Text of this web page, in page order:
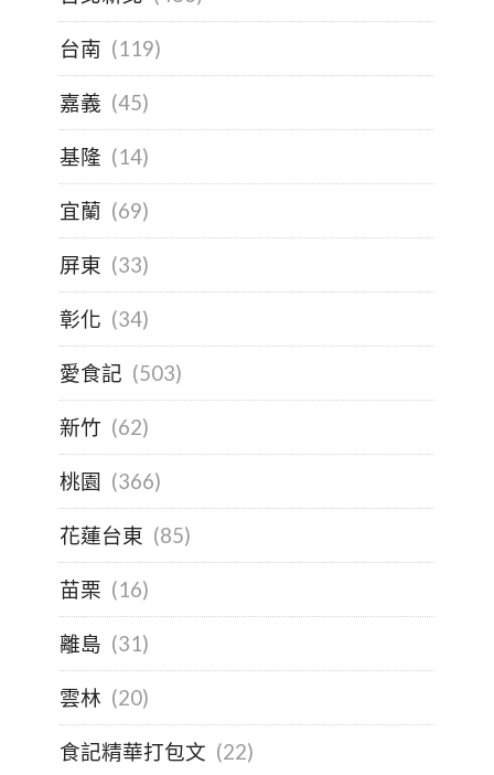
台南 (119)
嘉義 (45)
基隆 (14)
宜蘭 (69)
屏東 (33)
彰化 (34)
愛食記 (503)
新竹 (62)
桃園 (366)
花蓮台東 (85)
苗栗 (16)
離島 (31)
雲林 (20)
食記精華打包文 (22)